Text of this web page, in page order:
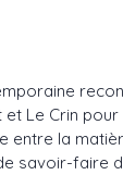
Le Crin
la
savoir-faire